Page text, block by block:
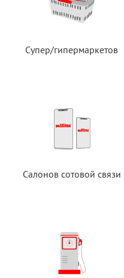
Супер/гипермаркетов
Салонов сотовой связи